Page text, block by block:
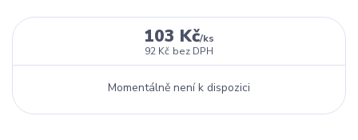
103 Kč/ks
92 Kč bez DPH
Momentálně není k dispozici